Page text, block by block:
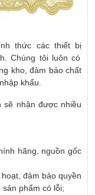
thức các thiết bị
Chúng tôi luôn có
kho, đảm bảo chất
khẩu.
sẽ nhận được nhiều
hãng, nguồn gốc
đảm bảo quyền
phẩm có lỗi;